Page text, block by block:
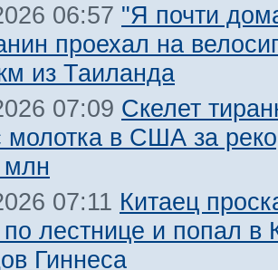
06:57 "Я почти
проехал на
из Таиланда
07:09 Скелет
молотка в США за
млн
07:11 Китаец
по лестнице и попал в
Гиннеса